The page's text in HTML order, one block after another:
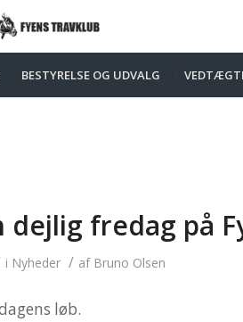
BESTYRELSE OG UDVALG
fredag på
i Nyheder / af Bruno Olsen
løb.